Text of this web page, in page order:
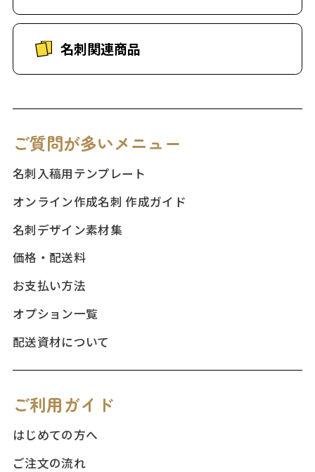
名刺関連商品
ご質問が多いメニュー
名刺入稿用テンプレート
オンライン作成名刺 作成ガイド
名刺デザイン素材集
価格・配送料
お支払い方法
オプション一覧
配送資材について
ご利用ガイド
はじめての方へ
ご注文の流れ